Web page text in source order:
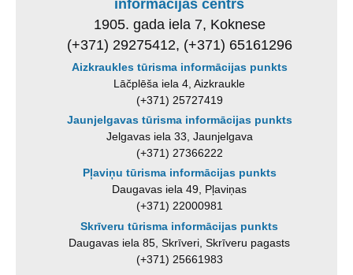
informācijas centrs
1905. gada iela 7, Koknese
(+371) 29275412, (+371) 65161296
Aizkraukles tūrisma informācijas punkts
Lāčplēša iela 4, Aizkraukle
(+371) 25727419
Jaunjelgavas tūrisma informācijas punkts
Jelgavas iela 33, Jaunjelgava
(+371) 27366222
Pļaviņu tūrisma informācijas punkts
Daugavas iela 49, Pļaviņas
(+371) 22000981
Skrīveru tūrisma informācijas punkts
Daugavas iela 85, Skrīveri, Skrīveru pagasts
(+371) 25661983